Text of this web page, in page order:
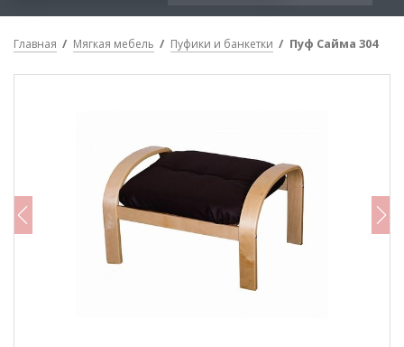
Главная Мягкая мебель Пуфики и банкетки Пуф Сайма 304